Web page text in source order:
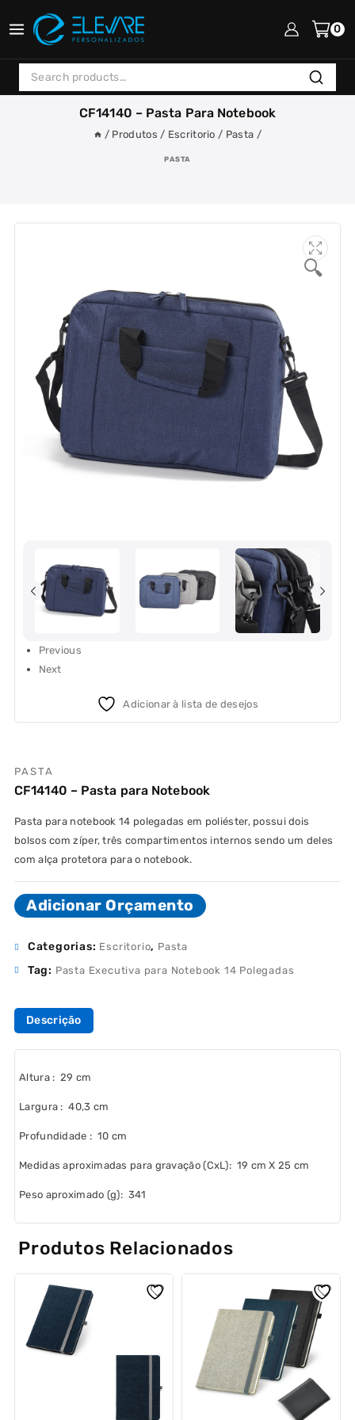
to
0
Search
for:
Search
CF14140 – Pasta Para Notebook
/ Produtos / Escritorio / Pasta /
PASTA
🔍
Previous
Next
Adicionar à lista de desejos
PASTA
CF14140 – Pasta para Notebook
Pasta para notebook 14 polegadas em poliéster, possui dois
bolsos com zíper, três compartimentos internos sendo um deles
com alça protetora para o notebook.
Adicionar Orçamento
Categorias: Escritorio, Pasta
Tag: Pasta Executiva para Notebook 14 Polegadas
Descrição
Altura: 29 cm
Largura : 40,3 cm
Profundidade : 10 cm
Medidas aproximadas para gravação(CxL): 19 cm X 25 cm
Peso aproximado (g): 341
Produtos Relacionados